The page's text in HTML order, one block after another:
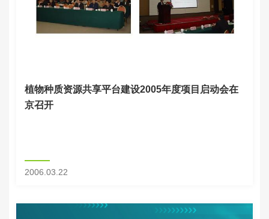
植物种质资源共享平台建设2005年度项目启动会在
京召开
2006.03.22